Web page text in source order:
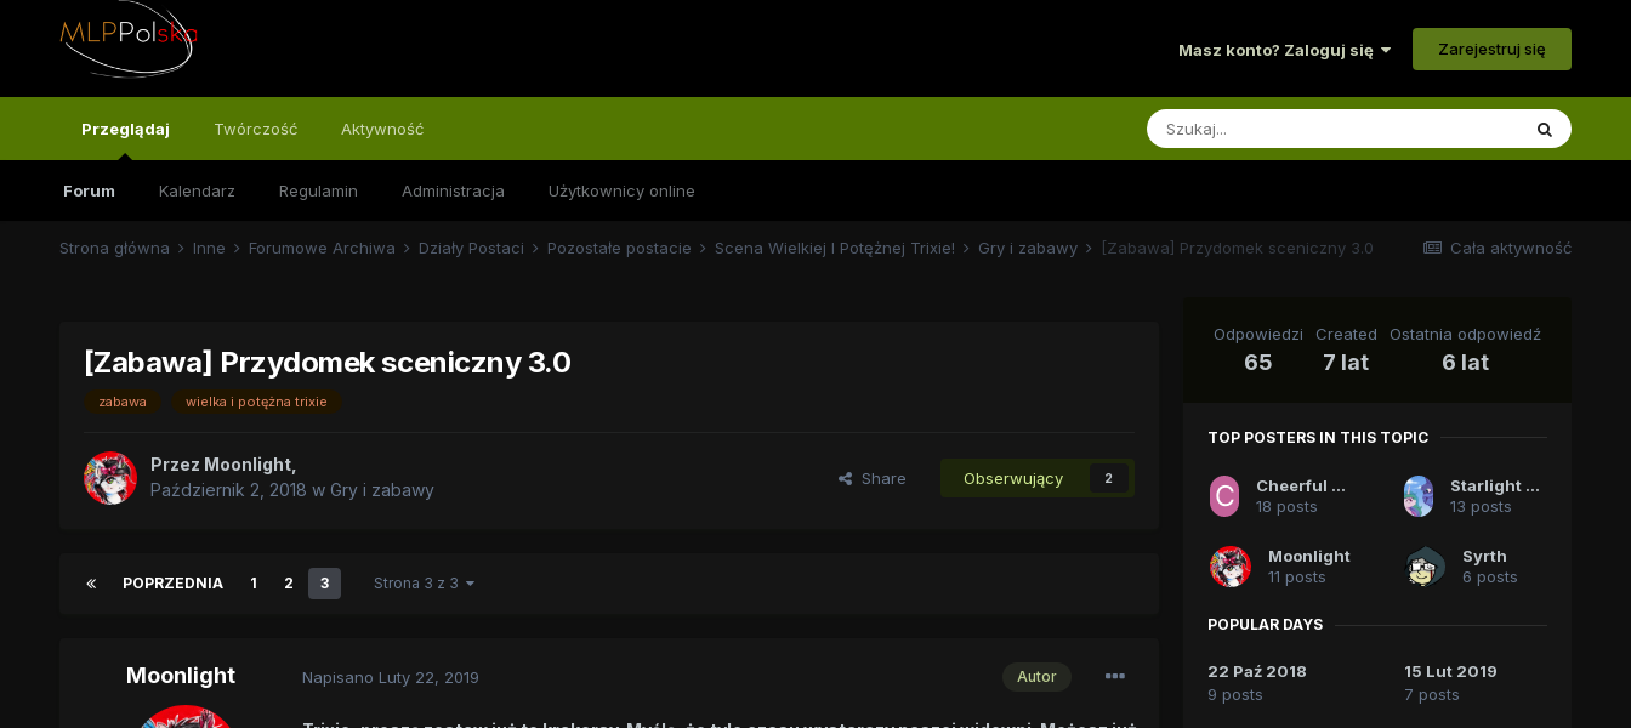
Masz konto? Zaloguj się Zarejestruj się
Przeglądaj
Forum Kalendarz Regulamin Administracja Użytkownicy online
Twórczość Aktywność
Cała aktywność
Strona główna Inne Forumowe Archiwa Działy Postaci Pozostałe postacie Scena Wielkiej I Potężnej Trixie! Gry i zabawy [Zabawa] Przydomek sceniczny 3.0
[Zabawa] Przydomek sceniczny 3.0
zabawa wielka i potężna trixie
Przez Moonlight,
Październik 2, 2018 w Gry i zabawy
Share Obserwujący 2
POPRZEDNIA 1 2 3 Strona 3 z 3
Moonlight Autor
Napisano Luty 22, 2019
Odpowiedzi
65
Created
7 lat
Ostatnia odpowiedź
6 lat
TOP POSTERS IN THIS TOPIC
Cheerful Sparkle
18 posts
Starlight Sparkle
13 posts
Moonlight
11 posts
Syrth
6 posts
POPULAR DAYS
22 Paź 2018
9 posts
15 Lut 2019
7 posts